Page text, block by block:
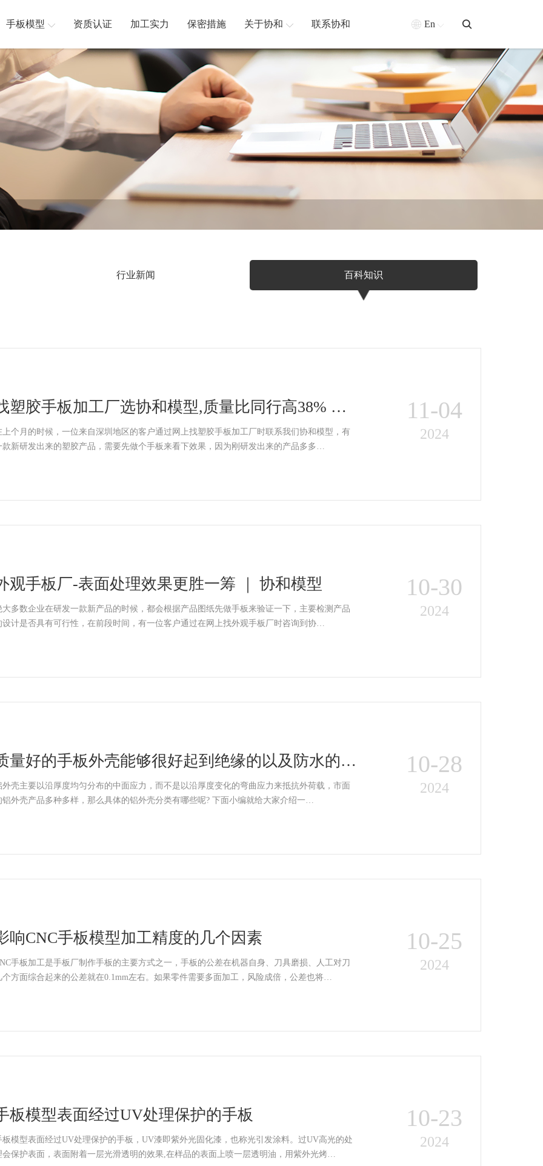
手板模型 资质认证 加工实力 保密措施 关于协和 联系协和 En
行业新闻 百科知识
塑胶手板加工厂选协和模型,质量比同行高38% ｜
和模型
上个月的时候，一位来自深圳地区的客户通过网上找塑胶手板加工厂时联系我们协和模型，有
款新研发出来的塑胶产品，需要先做个手板来看下效果，因为刚研发出来的产品多多…
11-04
2024
观手板厂-表面处理效果更胜一筹 ｜ 协和模型
大多数企业在研发一款新产品的时候，都会根据产品图纸先做手板来验证一下，主要检测产品
设计是否具有可行性，在前段时间，有一位客户通过在网上找外观手板厂时咨询到协…
10-30
2024
量好的手板外壳能够很好起到绝缘的以及防水的作
外壳主要以沿厚度均匀分布的中面应力，而不是以沿厚度变化的弯曲应力来抵抗外荷载，市面
的铝外壳产品多种多样，那么具体的铝外壳分类有哪些呢? 下面小编就给大家介绍一…
10-28
2024
响CNC手板模型加工精度的几个因素
手板加工是手板厂制作手板的主要方式之一，手板的公差在机器自身、刀具磨损、人工对刀
个方面综合起来的公差就在0.1mm左右。如果零件需要多面加工，风险成倍，公差也将…
10-25
2024
板模型表面经过UV处理保护的手板
板模型表面经过UV处理保护的手板，UV漆即紫外光固化漆，也称光引发涂料。过UV高光的处
会保护表面，表面附着一层光滑透明的效果,在样品的表面上喷一层透明油，用紫外光烤…
10-23
2024